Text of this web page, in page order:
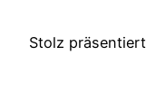
Stolz